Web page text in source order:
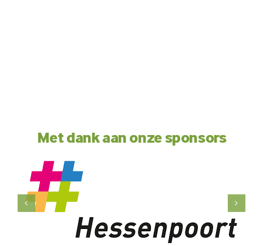
Met dank aan onze sponsors